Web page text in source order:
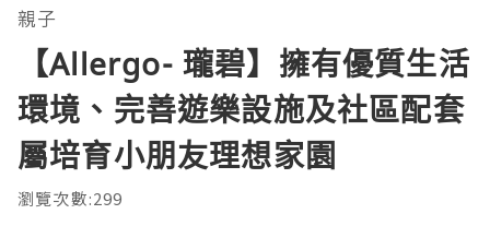
親子
【Allergo- 瓏碧】擁有優質生活
環境、完善遊樂設施及社區配套
屬培育小朋友理想家園
瀏覽次數:299